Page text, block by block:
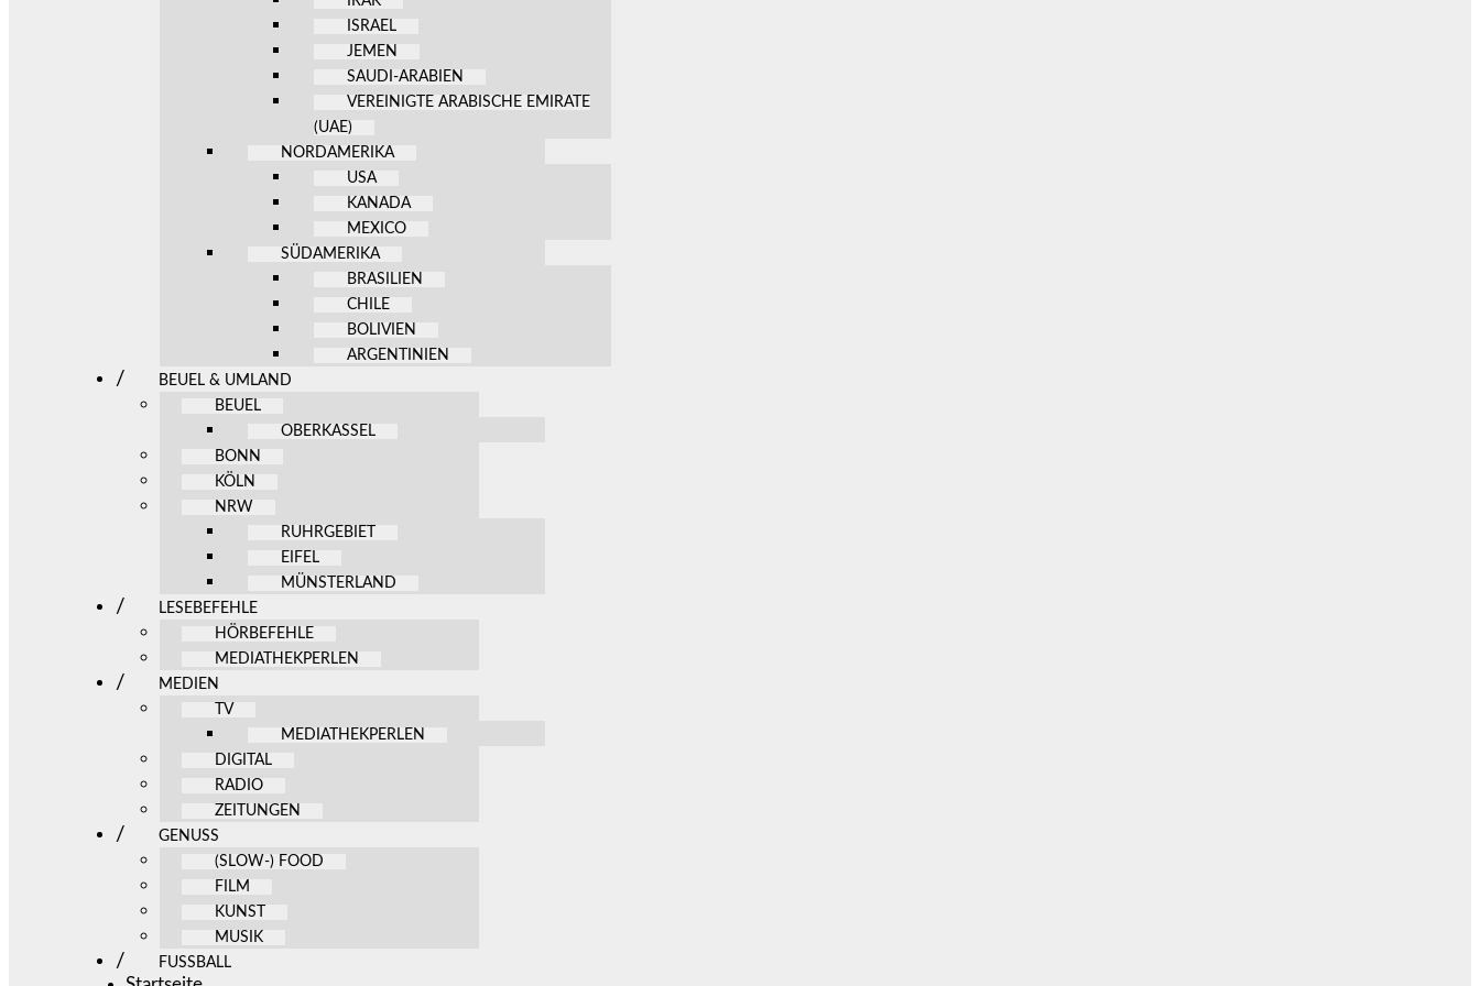
ISRAEL
JEMEN
SAUDI-ARABIEN
VEREINIGTE ARABISCHE EMIRATE
(UAE)
NORDAMERIKA
USA
KANADA
MEXICO
SÜDAMERIKA
BRASILIEN
CHILE
BOLIVIEN
ARGENTINIEN
BEUEL & UMLAND
BEUEL
OBERKASSEL
BONN
KÖLN
NRW
RUHRGEBIET
EIFEL
MÜNSTERLAND
LESEBEFEHLE
HÖRBEFEHLE
MEDIATHEKPERLEN
MEDIEN
TV
MEDIATHEKPERLEN
DIGITAL
RADIO
ZEITUNGEN
GENUSS
(SLOW-) FOOD
FILM
KUNST
MUSIK
FUSSBALL